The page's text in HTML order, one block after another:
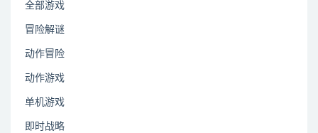
全部游戏
冒险解谜
动作冒险
动作游戏
单机游戏
即时战略